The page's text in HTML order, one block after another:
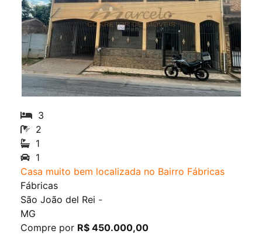
3
2
1
1
Casa muito bem localizada no Bairro Fábricas
Fábricas
São João del Rei -
MG
Compre por R$ 450.000,00